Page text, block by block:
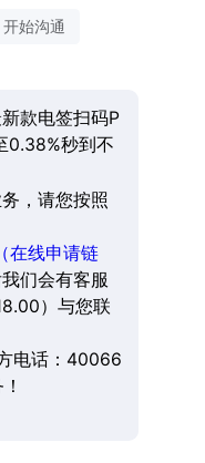
始沟通
款电签扫码P
0.38%秒到不
，请您按照
在线申请链
们会有客服
）与您联
电话：40066